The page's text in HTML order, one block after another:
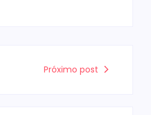
Próximo post